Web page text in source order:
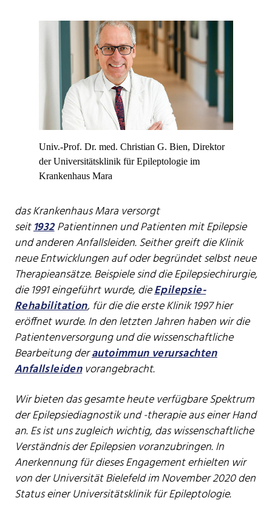
Univ.-Prof. Dr. med. Christian G. Bien, Direktor
der Universitätsklinik für Epileptologie im
Krankenhaus Mara
das Krankenhaus Mara versorgt
seit1932Patientinnen und Patienten mit Epilepsie
und anderen Anfallsleiden. Seither greift die Klinik
neue Entwicklungen auf oder begründet selbst neue
Therapieansätze. Beispiele sind die Epilepsiechirurgie,
die 1991 eingeführt wurde, dieEpilepsie-
Rehabilitation, für die die erste Klinik 1997 hier
eröffnet wurde. In den letzten Jahren haben wir die
Patientenversorgung und die wissenschaftliche
Bearbeitung derautoimmun verursachten
Anfallsleidenvorangebracht.
Wir bieten das gesamte heute verfügbare Spektrum
der Epilepsiediagnostik und -therapie aus einer Hand
an. Es ist uns zugleich wichtig, das wissenschaftliche
Verständnis der Epilepsien voranzubringen. In
Anerkennung für dieses Engagement erhielten wir
von der Universität Bielefeld im November 2020 den
Status einer Universitätsklinik für Epileptologie.